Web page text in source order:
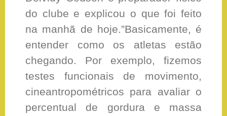
do clube e explicou o que foi feito
na manhã de hoje.”Basicamente, é
entender como os atletas estão
chegando. Por exemplo, fizemos
testes funcionais de movimento,
cineantropométricos para avaliar o
percentual de gordura e massa